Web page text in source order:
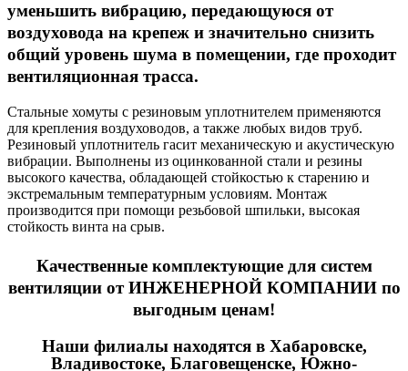
уменьшить вибрацию, передающуюся от
воздуховода на крепеж и значительно снизить
общий уровень шума в помещении, где проходит
вентиляционная трасса.
Стальные хомуты с резиновым уплотнителем применяются
для крепления воздуховодов, а также любых видов труб.
Резиновый уплотнитель гасит механическую и акустическую
вибрации. Выполнены из оцинкованной стали и резины
высокого качества, обладающей стойкостью к старению и
экстремальным температурным условиям. Монтаж
производится при помощи резьбовой шпильки, высокая
стойкость винта на срыв.
Качественные комплектующие для систем
вентиляции от ИНЖЕНЕРНОЙ КОМПАНИИ по
выгодным ценам!
Наши филиалы находятся в Хабаровске,
Владивостоке, Благовещенске, Южно-